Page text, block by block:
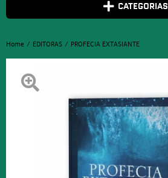
CATEGORIAS
Home EDITORAS PROFECIA EXTASIANTE